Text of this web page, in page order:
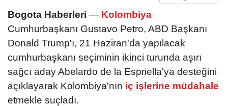
Bogota Haberleri — Kolombiya
Cumhurbaşkanı Gustavo Petro, ABD Başkanı
Donald Trump'ı, 21 Haziran'da yapılacak
cumhurbaşkanı seçiminin ikinci turunda aşırı
sağcı aday Abelardo de la Espriella'ya desteğini
açıklayarak Kolombiya'nın iç işlerine müdahale
etmekle suçladı.